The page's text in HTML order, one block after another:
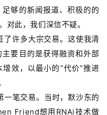
够的新闻报道、积极的的
对此，我们深信不疑。
许多大宗交易。这使我清
要目的是获得融资和外部
效，以最小的“代价”推进
笔交易。当时，默沙东的
Friend想用RNAi技术做